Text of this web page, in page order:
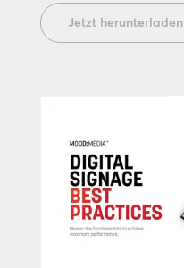
Jetzt herunterladen